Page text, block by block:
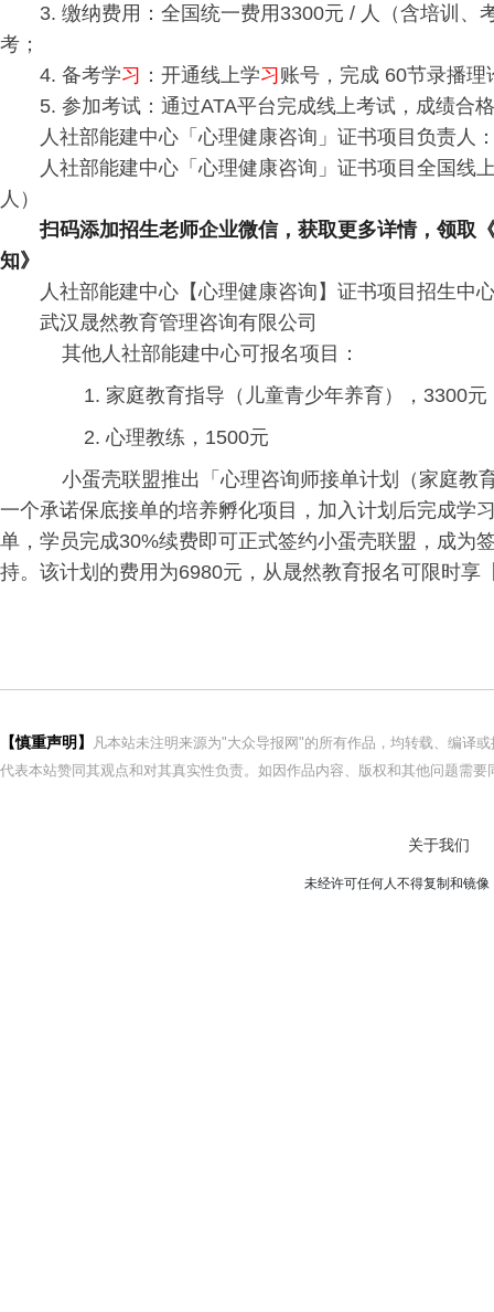
3. 缴纳费用：全国统一费用3300元 / 人（含培训、
考；
4. 备考学习 ：开通线上学习账号，完成 60节录播
5. 参加考试：通过ATA平台完成线上考试，成绩合
人社部能建中心「心理健康咨询」证书项目负责人
人社部能建中心「心理健康咨询」证书项目全国线
人）
扫码添加招生老师企业微信，获取更多详情，领取
知》
人社部能建中心【心理健康咨询】证书项目招生中
武汉晟然教育管理咨询有限公司
其他人社部能建中心可报名项目：
1. 家庭教育指导（儿童青少年养育），3300元
2. 心理教练，1500元
小蛋壳联盟推出「心理咨询师接单计划（家庭教
一个承诺保底接单的培养孵化项目，加入计划后完成学
单，学员完成30%续费即可正式签约小蛋壳联盟，成为
持。该计划的费用为6980元，从晟然教育报名可限时
【慎重声明】
凡本站未注明来源为"大众导报网"的所有作品，均转载、编译
代表本站赞同其观点和对其真实性负责。如因作品内容、版权和其他问题需
关于我们
未经许可任何人不得复制和镜